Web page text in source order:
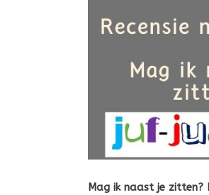
Mag ik naast je zitten?